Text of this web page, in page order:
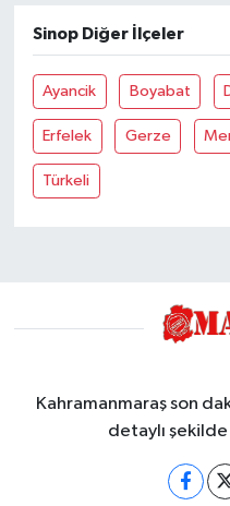
Sinop Diğer İlçeler
Ayancik Boyabat
Erfelek Gerze
Türkeli
Kahramanmaraş son
detaylı